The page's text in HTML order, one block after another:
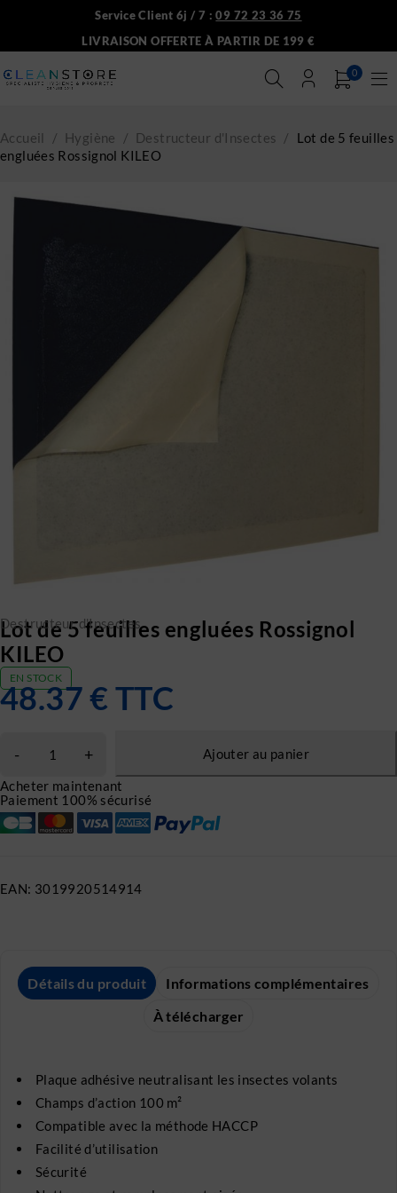
Service Client 6j / 7 :09 72 23 36 75
LIVRAISON OFFERTE À PARTIR DE 199 €
0
Accueil / Hygiène / Destructeur d'Insectes /
Lot de 5 feuilles
engluées Rossignol KILEO
Destructeur d'Insectes
Lot de 5 feuilles engluées Rossignol
KILEO
EN STOCK
48.37€ TTC
Ajouter au panier
Acheter maintenant
Paiement 100% sécurisé
EAN: 3019920514914
Détails du produit
Informations complémentaires
À télécharger
Plaque adhésive neutralisant les insectes volants
Champs d’action 100 m²
Compatible avec la méthode HACCP
Facilité d’utilisation
Sécurité